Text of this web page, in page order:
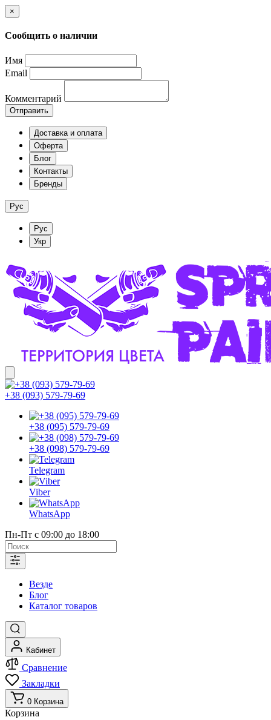
×
Сообщить о наличии
Имя
Email
Комментарий
Отправить
Доставка и оплата
Оферта
Блог
Контакты
Бренды
Рус
Рус
Укр
+38 (093) 579-79-69
+38 (095) 579-79-69
+38 (098) 579-79-69
Telegram
Viber
WhatsApp
Пн-Пт с 09:00 до 18:00
Везде
Блог
Каталог товаров
Кабинет
Сравнение
Закладки
0 Корзина
Корзина